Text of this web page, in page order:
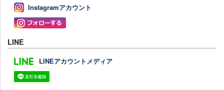
Instagramアカウント
LINE
LINEアカウントメディア